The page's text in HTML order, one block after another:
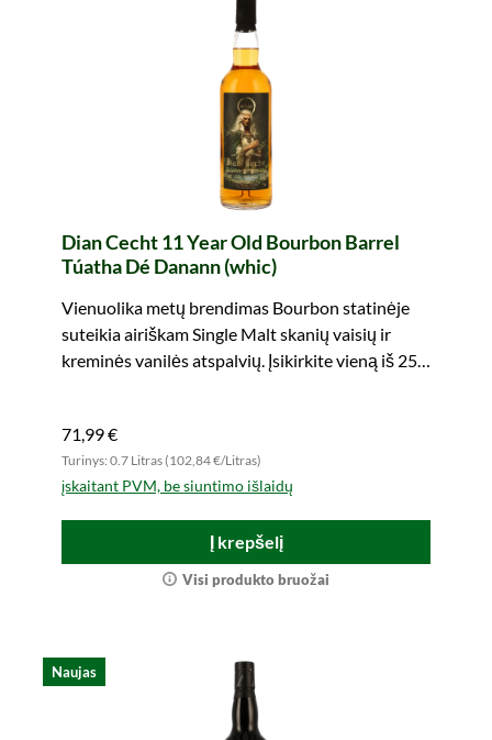
Dian Cecht 11 Year Old Bourbon Barrel
Túatha Dé Danann (whic)
Vienuolika metų brendimas Bourbon statinėje
suteikia airiškam Single Malt skanių vaisių ir
kreminės vanilės atspalvių. Įsikirkite vieną iš 252
71,99 €
Turinys: 0.7 Litras (102,84 €/Litras)
įskaitant PVM, be siuntimo išlaidų
Į krepšelį
Visi produkto bruožai
Naujas